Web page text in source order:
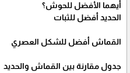
أيهما الأفضل للحوش؟
الحديد أفضل للثبات
القماش أفضل للشكل العصري
جدول مقارنة بين القماش والحديد